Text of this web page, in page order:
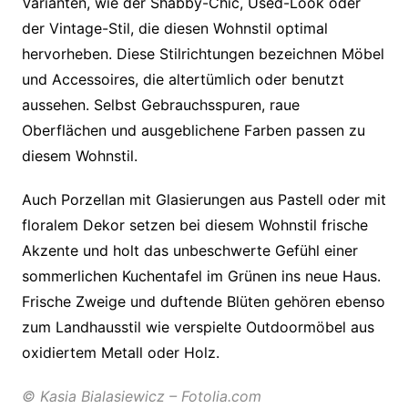
der Vintage-Stil, die diesen Wohnstil optimal
hervorheben. Diese Stilrichtungen bezeichnen Möbel
und Accessoires, die altertümlich oder benutzt
aussehen. Selbst Gebrauchsspuren, raue
Oberflächen und ausgeblichene Farben passen zu
diesem Wohnstil.
Auch Porzellan mit Glasierungen aus Pastell oder mit
floralem Dekor setzen bei diesem Wohnstil frische
Akzente und holt das unbeschwerte Gefühl einer
sommerlichen Kuchentafel im Grünen ins neue Haus.
Frische Zweige und duftende Blüten gehören ebenso
zum Landhausstil wie verspielte Outdoormöbel aus
oxidiertem Metall oder Holz.
© Kasia Bialasiewicz – Fotolia.com